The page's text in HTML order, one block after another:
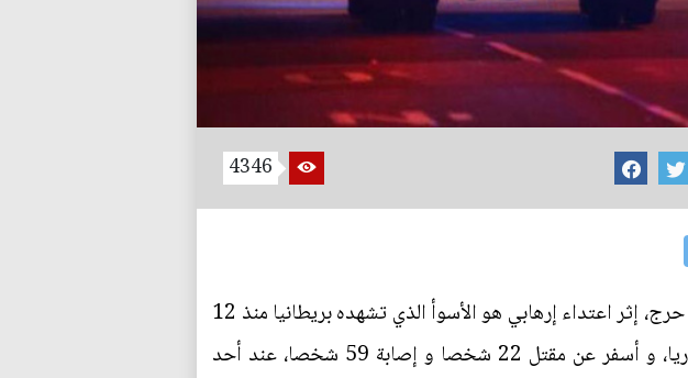
4346
قررت الحكومة البريطانية رفع مستوى التهديد الإرهابي في البلاد من خطير إلى حرج، إثر اعتداء إرهابي هو الأسوأ الذي تشهده بريطانيا منذ 12
عاما، تبناه تنظيم داعش الذي يتعرض لازمات وخسائر كبيرة في العراق وسوريا، و أسفر عن مقتل 22 شخصا و إصابة 59 شخصا، عند أحد